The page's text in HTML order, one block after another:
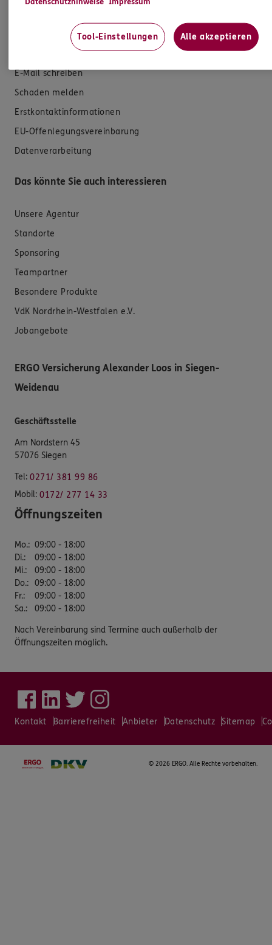
Hilfe & Services
E-Mail schreiben
Schaden melden
Erstkontaktinformationen
EU-Offenlegungsvereinbarung
Datenverarbeitung
Das könnte Sie auch interessieren
Unsere Agentur
Standorte
Sponsoring
Teampartner
Besondere Produkte
VdK Nordrhein-Westfalen e.V.
Jobangebote
ERGO Versicherung Alexander Loos in Siegen-
Weidenau
Geschäftsstelle
Am Nordstern 45
57076 Siegen
Tel: 0271/ 381 99 86
Mobil: 0172/ 277 14 33
Öffnungszeiten
Mo.: 09:00 - 18:00
Di.:
09:00 - 18:00
Mi.:
09:00 - 18:00
Do.: 09:00 - 18:00
Fr.:
09:00 - 18:00
Sa.: 09:00 - 18:00
Nach Vereinbarung sind Termine auch außerhalb der
Öffnungszeiten möglich.
Kontakt Barrierefreiheit Anbieter Datenschutz Sitemap
© 2026 ERGO. Alle Rechte vorbehalten.
Tool-Einstellungen Alle akzeptieren